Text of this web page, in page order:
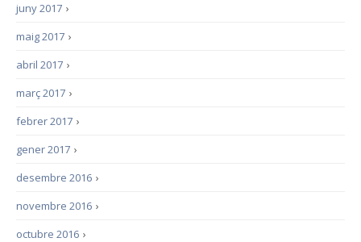
›
juny 2017
›
maig 2017
›
abril 2017
›
març 2017
›
febrer 2017
›
gener 2017
›
desembre 2016
›
novembre 2016
›
octubre 2016